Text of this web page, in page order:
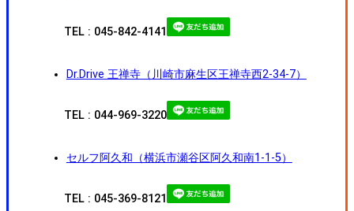
TEL : 045-842-4141
Dr.Drive 王禅寺（川崎市麻生区王禅寺西2-34-7）
TEL : 044-969-3220
セルフ阿久和（横浜市瀬谷区阿久和南1-1-5）
TEL : 045-369-8121